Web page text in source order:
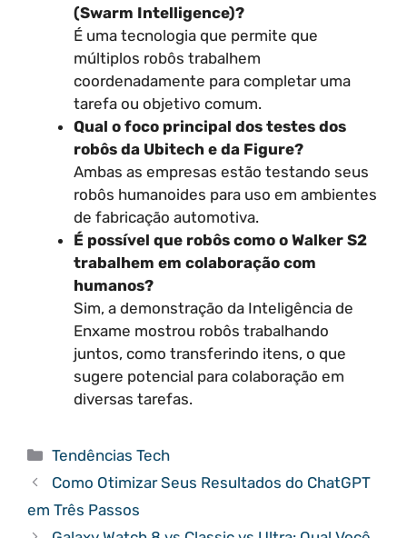
(Swarm Intelligence)?
É uma tecnologia que permite que
múltiplos robôs trabalhem
coordenadamente para completar uma
tarefa ou objetivo comum.
Qual o foco principal dos testes dos
robôs da Ubitech e da Figure?
Ambas as empresas estão testando seus
robôs humanoides para uso em ambientes
de fabricação automotiva.
É possível que robôs como o Walker S2
trabalhem em colaboração com
humanos?
Sim, a demonstração da Inteligência de
Enxame mostrou robôs trabalhando
juntos, como transferindo itens, o que
sugere potencial para colaboração em
diversas tarefas.
Categorias
Tendências Tech
Como Otimizar Seus Resultados do ChatGPT
em Três Passos